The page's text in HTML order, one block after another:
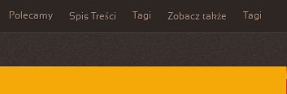
Polecamy Spis Treści Tagi Zobacz także Tagi